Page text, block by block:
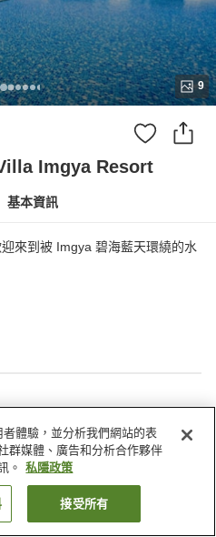
9
Imgya Resort
基本資訊
來到被 Imgya 碧海藍天環繞的水
停車場
全幢禁煙
市
客房
體驗，並分析我們網站的表
群媒體、廣告和分析合作夥伴
。
私隱政策
接受所有